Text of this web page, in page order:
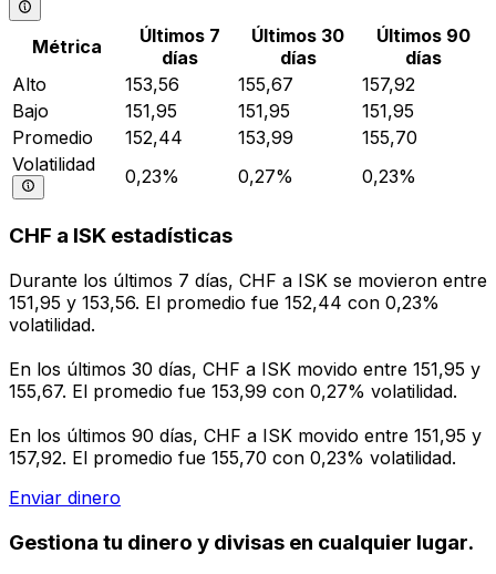
Métrica
Últimos 7
días
Últimos 30
días
Últimos 90
días
Alto
153,56 155,67
157,92
Bajo
151,95 151,95
151,95
Promedio
152,44 153,99
155,70
Volatilidad
0,23% 0,27% 0,23%
CHF a ISK estadísticas
Durante los últimos 7 días, CHF a ISK se movieron entre
151,95 y 153,56. El promedio fue 152,44 con 0,23%
volatilidad.
En los últimos 30 días, CHF a ISK movido entre 151,95 y
155,67. El promedio fue 153,99 con 0,27% volatilidad.
En los últimos 90 días, CHF a ISK movido entre 151,95 y
157,92. El promedio fue 155,70 con 0,23% volatilidad.
Enviar dinero
Gestiona tu dinero y divisas en cualquier lugar.